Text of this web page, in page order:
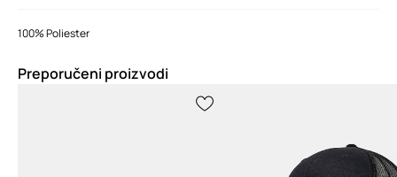
100% Poliester
Preporučeni proizvodi